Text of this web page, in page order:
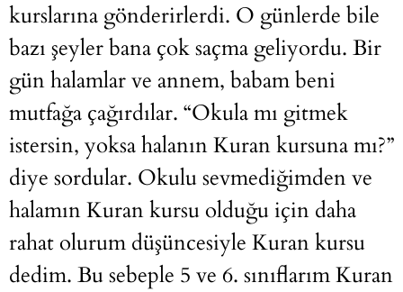
kurslarına gönderirlerdi. O günlerde bile
bazı şeyler bana çok saçma geliyordu. Bir
gün halamlar ve annem, babam beni
mutfağa çağırdılar. “Okula mı gitmek
istersin, yoksa halanın Kuran kursuna mı?”
diye sordular. Okulu sevmediğimden ve
halamın Kuran kursu olduğu için daha
rahat olurum düşüncesiyle Kuran kursu
dedim. Bu sebeple 5 ve 6. sınıflarım Kuran